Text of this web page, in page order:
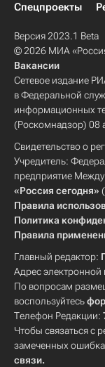
Спецпроекты
Версия 2023.1 Beta
© 2026 МИА
Вакансии
Сетевое издание
в Федеральной
информационных
(Роскомнадзор) 08
Свидетельство о
Учредитель:
предприятие
«Россия сегодня»
Правила
Политика
Правила
Главный редактор:
Адрес электронной
По вопросам
воспользуйтесь
Телефон Редакции:
Чтобы связаться с
замеченных
связи.